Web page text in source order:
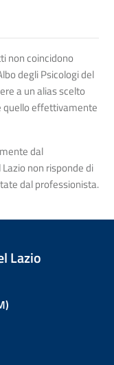
non coincidono
degli Psicologi del
a un alias scelto
quello effettivamente
dal
non risponde di
dal professionista.
Lazio